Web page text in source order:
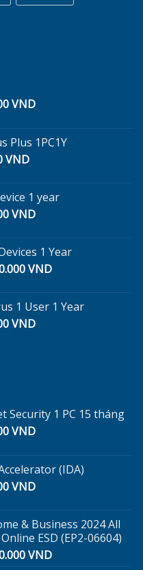
VND.
VNDGiá
là:
Plus 1PC1Y
VND.
VNDGiá
là:
90.000 VND.
1 year
VND.
VNDGiá
là:
300.000 VND.
1 Year
VND.
VNDGiá
là:
1 User 1 Year
VNDGiá
Security 1 PC 15 tháng
VND.
VNDGiá
là:
189.000 VND.
(IDA)
VND.
VNDGiá
là:
350.000 VND.
& Business 2024 All
ESD (EP2-06604)
VNDGiá